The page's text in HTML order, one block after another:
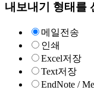
내보내기 형태를
메일전송
인쇄
Excel저장
Text저장
EndNote /